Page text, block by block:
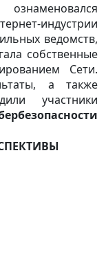
индустрии
ведомств,
собственные
Сети.
а также
участники